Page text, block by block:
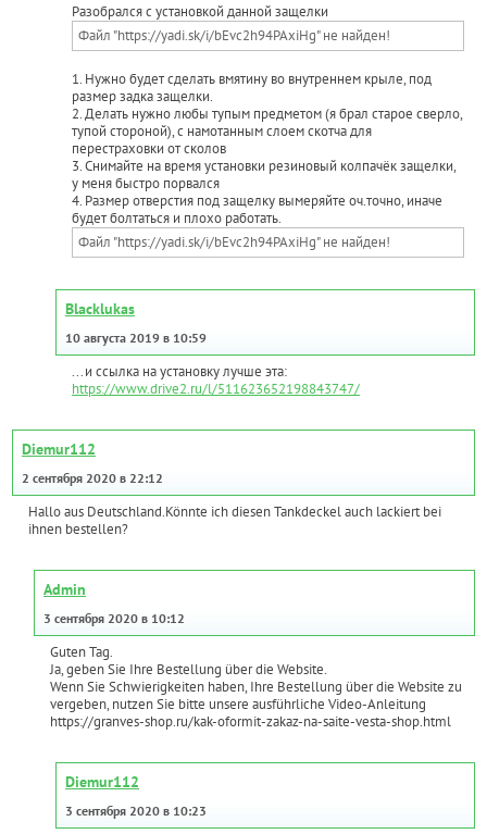
Разобрался с установкой данной защелки
Файл "https://yadi.sk/i/bEvc2h94PAxiHg" не найден!
1. Нужно будет сделать вмятину во внутреннем крыле, под
размер задка защелки.
2. Делать нужно любы тупым предметом (я брал старое сверло,
тупой стороной), с намотанным слоем скотча для
перестраховки от сколов
3. Снимайте на время установки резиновый колпачёк защелки,
у меня быстро порвался
4. Размер отверстия под защелку вымеряйте оч.точно, иначе
будет болтаться и плохо работать.
Файл "https://yadi.sk/i/bEvc2h94PAxiHg" не найден!
Blacklukas
10 августа 2019 в 10:59
...и ссылка на установку лучше эта:
https://www.drive2.ru/l/511623652198843747/
Diemur112
2 сентября 2020 в 22:12
Hallo aus Deutschland.Könnte ich diesen Tankdeckel auch lackiert bei
ihnen bestellen?
Admin
3 сентября 2020 в 10:12
Guten Tag.
Ja, geben Sie Ihre Bestellung über die Website.
Wenn Sie Schwierigkeiten haben, Ihre Bestellung über die Website zu
vergeben, nutzen Sie bitte unsere ausführliche Video-Anleitung
https://granves-shop.ru/kak-oformit-zakaz-na-saite-vesta-shop.html
Diemur112
3 сентября 2020 в 10:23